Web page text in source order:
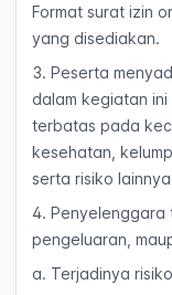
Format surat izin
yang disediakan.
3. Peserta
dalam kegiatan ini
terbatas pada
kesehatan,
serta risiko
4. Penyelenggara
pengeluaran,
a. Terjadinya